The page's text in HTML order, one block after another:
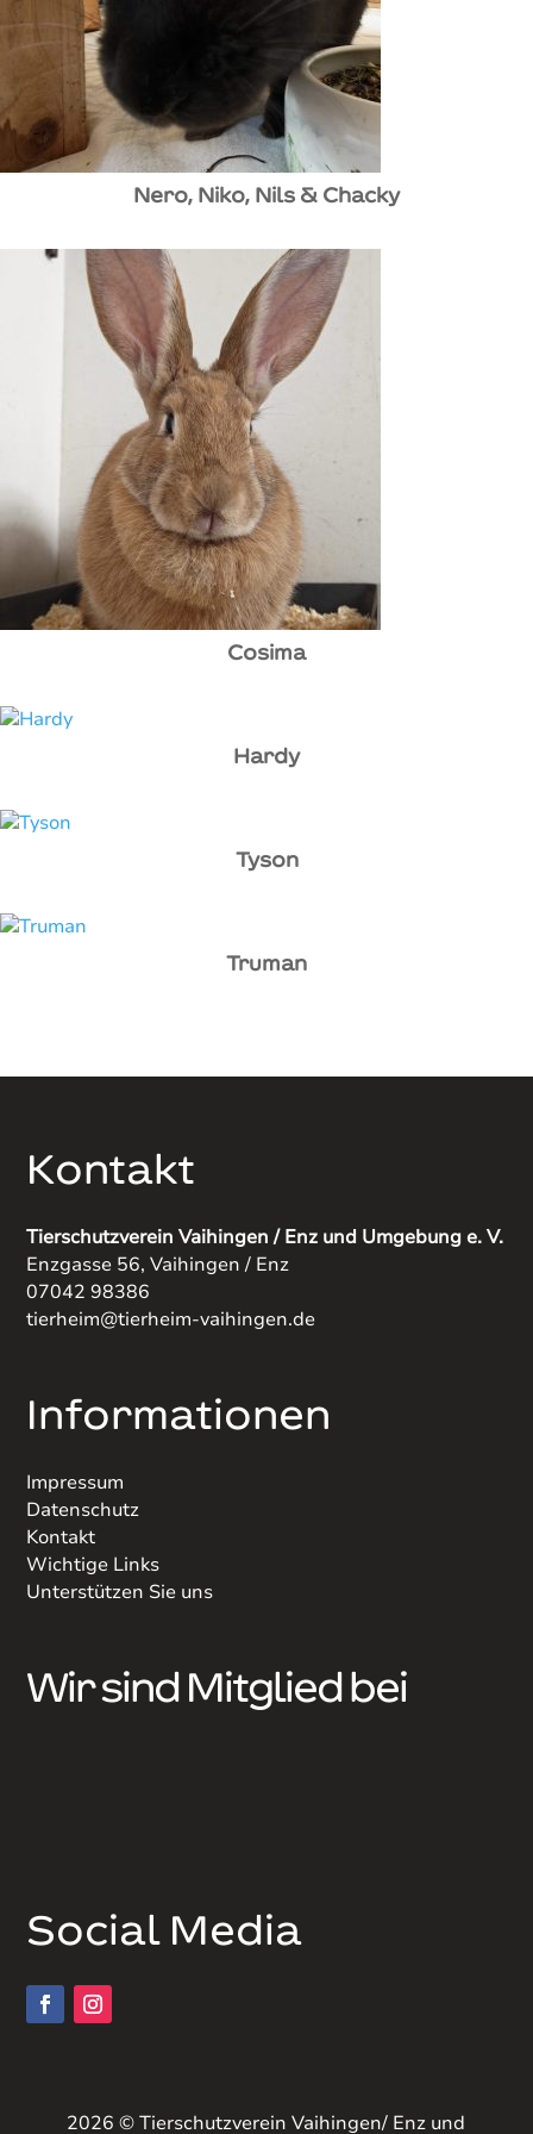
Nero, Niko, Nils & Chacky
Cosima
Hardy
Tyson
Truman
Kontakt
Tierschutzverein Vaihingen / Enz und Umgebung e. V.
Enzgasse 56, Vaihingen / Enz
07042 98386
tierheim@tierheim-vaihingen.de
Informationen
Impressum
Datenschutz
Kontakt
Wichtige Links
Unterstützen Sie uns
Wir sind Mitglied bei
Social Media
2026 © Tierschutzverein Vaihingen/ Enz und